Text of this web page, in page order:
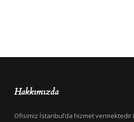
Hakkımızda
Ofisimiz İstanbul’da hizmet